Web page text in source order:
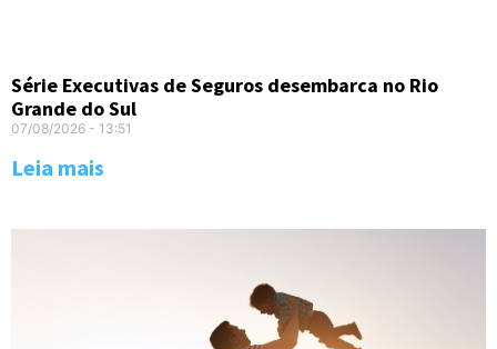
Série Executivas de Seguros desembarca no Rio
Grande do Sul
07/08/2026 13:51
Leia mais